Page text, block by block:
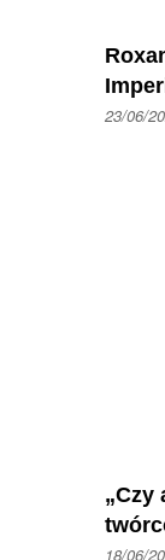
23/06/
„Czy
18/06/